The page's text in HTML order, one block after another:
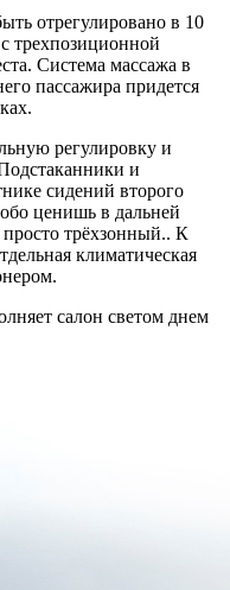
отрегулировано в 10
трехпозиционной
Система массажа в
пассажира придется
регулировку и
и
сидений второго
ценишь в дальней
трёхзонный.. К
климатическая
салон светом днем